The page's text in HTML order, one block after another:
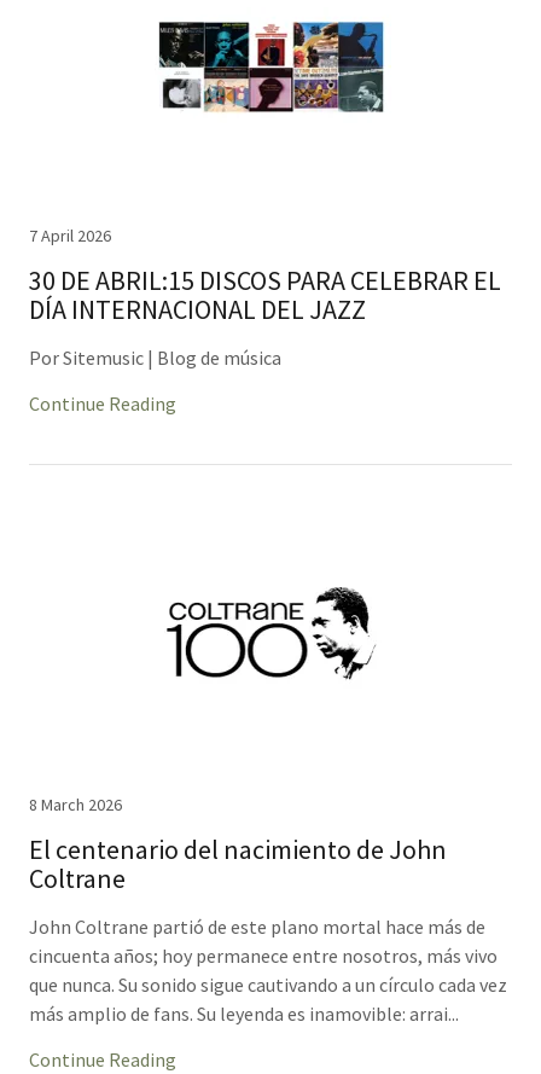
7 April 2026
30 DE ABRIL:15 DISCOS PARA CELEBRAR EL
DÍA INTERNACIONAL DEL JAZZ
Por Sitemusic | Blog de música
Continue Reading
8 March 2026
El centenario del nacimiento de John
Coltrane
John Coltrane partió de este plano mortal hace más de
cincuenta años; hoy permanece entre nosotros, más vivo
que nunca. Su sonido sigue cautivando a un círculo cada vez
más amplio de fans. Su leyenda es inamovible: arrai...
Continue Reading